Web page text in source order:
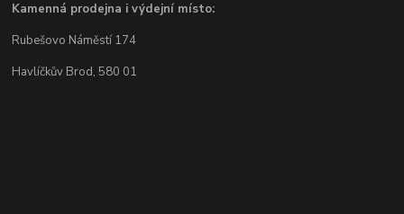
Kamenná prodejna i výdejní místo:
Rubešovo Náměstí 174
Havlíčkův Brod, 580 01